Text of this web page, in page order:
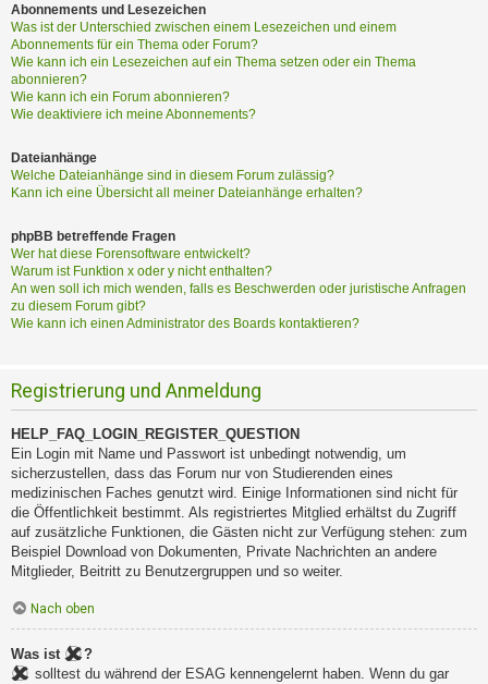
Abonnements und Lesezeichen
Was ist der Unterschied zwischen einem Lesezeichen und einem
Abonnements für ein Thema oder Forum?
Wie kann ich ein Lesezeichen auf ein Thema setzen oder ein Thema
abonnieren?
Wie kann ich ein Forum abonnieren?
Wie deaktiviere ich meine Abonnements?
Dateianhänge
Welche Dateianhänge sind in diesem Forum zulässig?
Kann ich eine Übersicht all meiner Dateianhänge erhalten?
phpBB betreffende Fragen
Wer hat diese Forensoftware entwickelt?
Warum ist Funktion x oder y nicht enthalten?
An wen soll ich mich wenden, falls es Beschwerden oder juristische Anfragen
zu diesem Forum gibt?
Wie kann ich einen Administrator des Boards kontaktieren?
Registrierung und Anmeldung
HELP_FAQ_LOGIN_REGISTER_QUESTION
Ein Login mit Name und Passwort ist unbedingt notwendig, um
sicherzustellen, dass das Forum nur von Studierenden eines
medizinischen Faches genutzt wird. Einige Informationen sind nicht für
die Öffentlichkeit bestimmt. Als registriertes Mitglied erhältst du Zugriff
auf zusätzliche Funktionen, die Gästen nicht zur Verfügung stehen: zum
Beispiel Download von Dokumenten, Private Nachrichten an andere
Mitglieder, Beitritt zu Benutzergruppen und so weiter.
Nach oben
Was ist
?
solltest du während der ESAG kennengelernt haben. Wenn du gar